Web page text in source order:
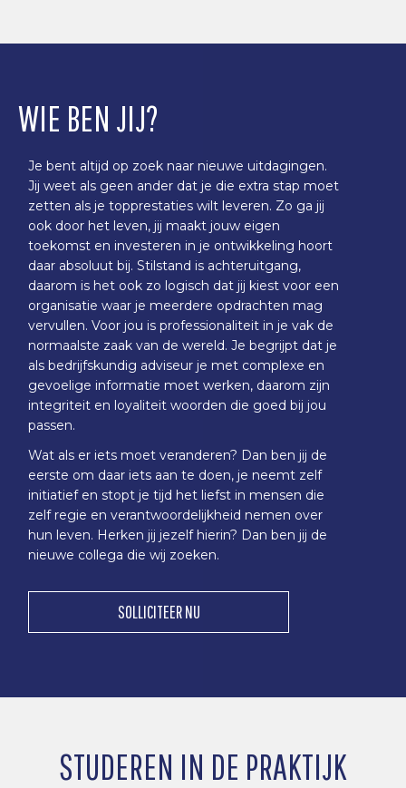
WIE BEN JIJ?
Je bent altijd op zoek naar nieuwe uitdagingen.
Jij weet als geen ander dat je die extra stap moet
zetten als je topprestaties wilt leveren. Zo ga jij
ook door het leven, jij maakt jouw eigen
toekomst en investeren in je ontwikkeling hoort
daar absoluut bij. Stilstand is achteruitgang,
daarom is het ook zo logisch dat jij kiest voor een
organisatie waar je meerdere opdrachten mag
vervullen. Voor jou is professionaliteit in je vak de
normaalste zaak van de wereld. Je begrijpt dat je
als bedrijfskundig adviseur je met complexe en
gevoelige informatie moet werken, daarom zijn
integriteit en loyaliteit woorden die goed bij jou
passen.
Wat als er iets moet veranderen? Dan ben jij de
eerste om daar iets aan te doen, je neemt zelf
initiatief en stopt je tijd het liefst in mensen die
zelf regie en verantwoordelijkheid nemen over
hun leven. Herken jij jezelf hierin? Dan ben jij de
nieuwe collega die wij zoeken.
SOLLICITEER NU
STUDEREN IN DE PRAKTIJK